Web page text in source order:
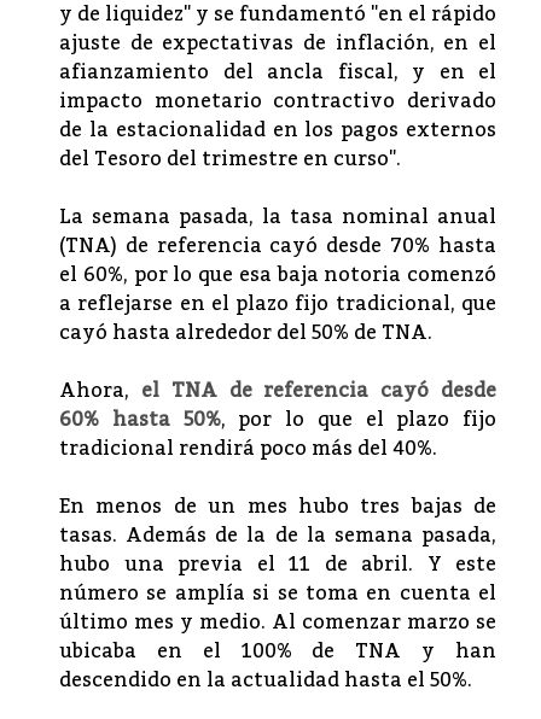
y de liquidez" y se fundamentó "en el rápido
ajuste de expectativas de inflación, en el
afianzamiento del ancla fiscal, y en el
impacto monetario contractivo derivado
de la estacionalidad en los pagos externos
del Tesoro del trimestre en curso".
La semana pasada, la tasa nominal anual
(TNA) de referencia cayó desde 70% hasta
el 60%, por lo que esa baja notoria comenzó
a reflejarse en el plazo fijo tradicional, que
cayó hasta alrededor del 50% de TNA.
Ahora, el TNA de referencia cayó desde
60% hasta 50%, por lo que el plazo fijo
tradicional rendirá poco más del 40%.
En menos de un mes hubo tres bajas de
tasas. Además de la de la semana pasada,
hubo una previa el 11 de abril. Y este
número se amplía si se toma en cuenta el
último mes y medio. Al comenzar marzo se
ubicaba en el 100% de TNA y han
descendido en la actualidad hasta el 50%.